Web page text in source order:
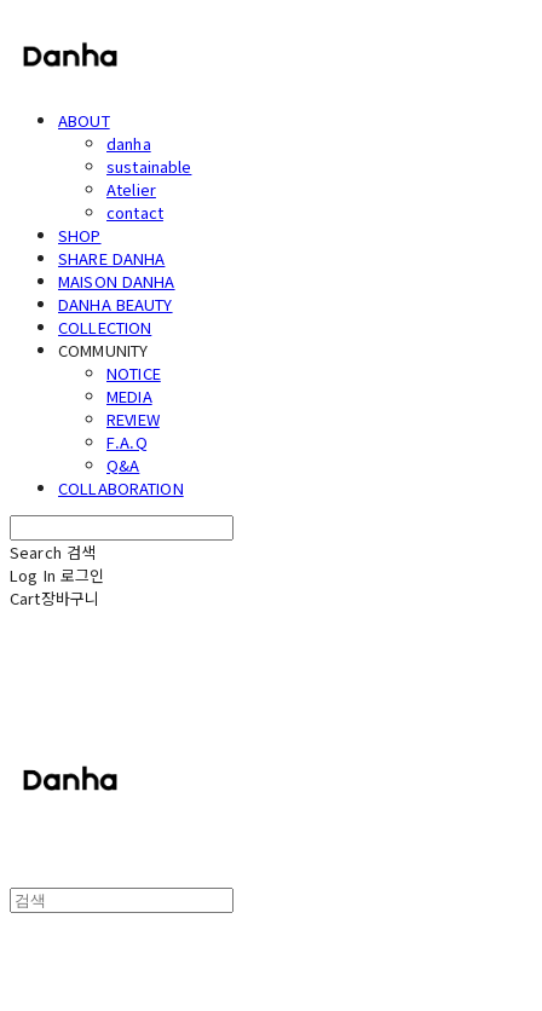
ABOUT
danha
sustainable
Atelier
contact
SHOP
SHARE DANHA
MAISON DANHA
DANHA BEAUTY
COLLECTION
COMMUNITY
NOTICE
MEDIA
REVIEW
F.A.Q
Q&A
COLLABORATION
Search 검색
Log In 로그인
Cart장바구니